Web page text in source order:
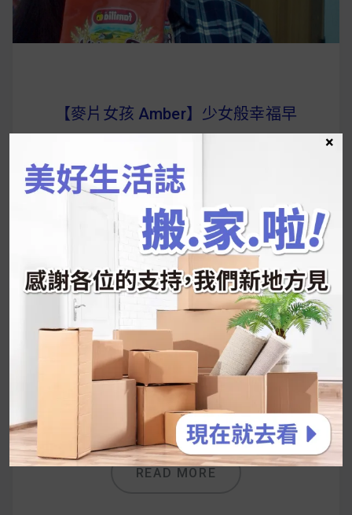
【麥片女孩 Amber】少女般幸福早
今天要分享的是少女般的幸福早餐：「草莓
綜合穀物麥片」酸酸甜甜的草莓是許多人喜
歡的水果，搭配上了脆脆的穀物麥片以及香
醇的牛奶，在美好的早晨裡可以說是十分滿
足、幸福滿分！
接下來少女般的早餐主角要出場
了！！！！！登愣！就是「瑞士全家-草莓綜
合穀物麥片」
READ MORE
×